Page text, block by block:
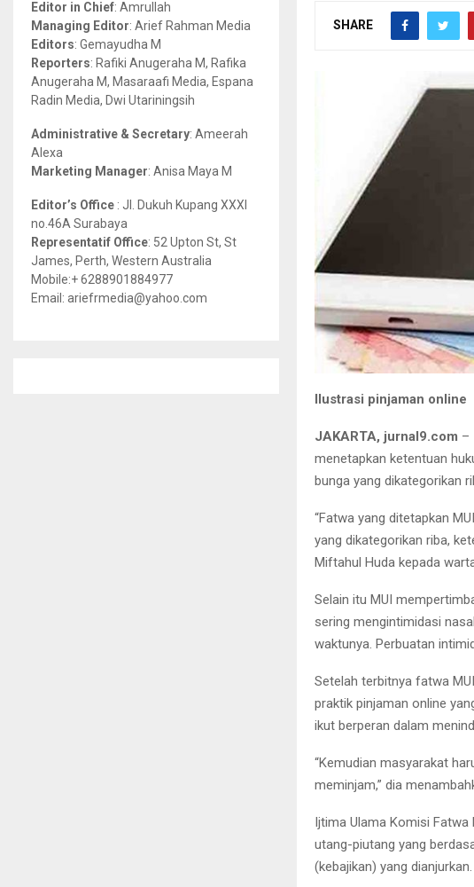
SHARE
Ilustrasi pinjaman online
JAKARTA, jurnal9.com –
menetapkan ketentuan
bunga yang dikategorikan
“Fatwa yang ditetapkan
yang dikategorikan riba,
Miftahul Huda kepada
Selain itu MUI
sering mengintimidasi
waktunya. Perbuatan
Setelah terbitnya fatwa
praktik pinjaman online
ikut berperan dalam
“Kemudian masyarakat
meminjam,” dia
Ijtima Ulama Komisi
utang-piutang yang
(kebajikan) yang
r
:
R
H
Editor in Chief: Amrullah
Managing Editor: Arief Rahman Media
Editors: Gemayudha M
Reporters: Rafiki Anugeraha M, Rafika
Anugeraha M, Masaraafi Media, Espana
Radin Media, Dwi Utariningsih
Administrative & Secretary: Ameerah
Alexa
Marketing Manager: Anisa Maya M
Editor’s Office : Jl. Dukuh Kupang XXXI
no.46A Surabaya
Representatif Office: 52 Upton St, St
James, Perth, Western Australia
Mobile:+ 6288901884977
Email: ariefrmedia@yahoo.com